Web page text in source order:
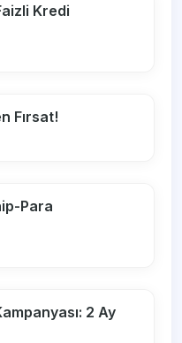
Kredi
Fırsat!
Para
2 Ay